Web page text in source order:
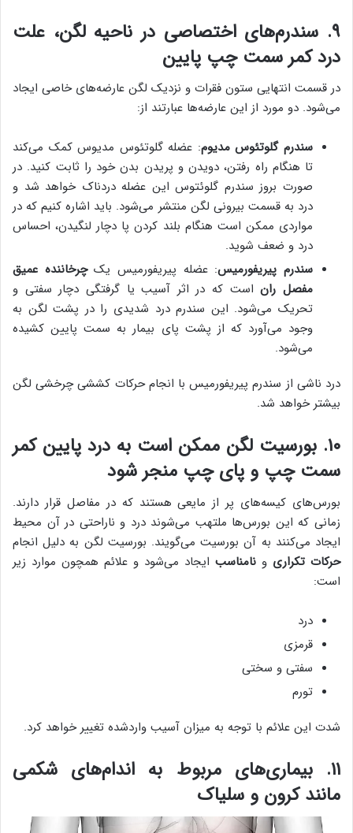
۹. سندرم‌های اختصاصی در ناحیه لگن، علت
درد کمر سمت چپ پایین
در قسمت انتهایی ستون فقرات و نزدیک لگن عارضه‌های خاصی ایجاد
می‌شود. دو مورد از این عارضه‌ها عبارتند از:
سندرم گلوتئوس مدیوم: عضله گلوتئوس مدیوس کمک می‌کند
تا هنگام راه رفتن، دویدن و پریدن بدن خود را ثابت کنید. در
صورت بروز سندرم گلوئتوس این عضله دردناک خواهد شد و
درد به قسمت بیرونی لگن منتشر می‌شود. باید اشاره کنیم که در
مواردی ممکن است هنگام بلند کردن پا دچار لنگیدن، احساس
درد و ضعف شوید.
سندرم پیریفورمیس: عضله پیریفورمیس یکچرخاننده عمیق
مفصل راناست که در اثر آسیب یا گرفتگی دچار سفتی و
تحریک می‌شود. این سندرم درد شدیدی را در پشت لگن به
وجود می‌آورد که از پشت پای بیمار به سمت پایین کشیده
می‌شود.
درد ناشی از سندرم پیریفورمیس با انجام حرکات کششی چرخشی لگن
بیشتر خواهد شد.
۱۰. بورسیت لگن ممکن است به درد پایین کمر
سمت چپ و پای چپ منجر شود
بورس‌های کیسه‌های پر از مایعی هستند که در مفاصل قرار دارند.
زمانی که این بورس‌ها ملتهب می‌شوند درد و ناراحتی در آن محیط
ایجاد می‌کنند به آن بورسیت می‌گویند. بورسیت لگن به دلیل انجام
حرکات تکراری و نامناسب ایجاد می‌شود و علائم همچون موارد زیر
است:
درد
قرمزی
سفتی و سختی
تورم
شدت این علائم با توجه به میزان آسیب واردشده تغییر خواهد کرد.
۱۱. بیماری‌های مربوط به اندام‌های شکمی
مانند کرون و سلیاک